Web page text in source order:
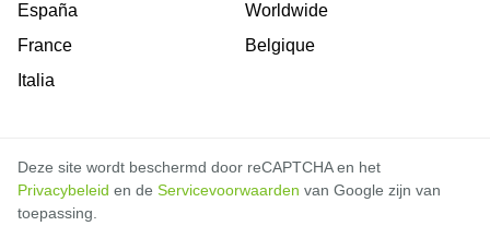
España
France
Italia
Worldwide
Belgique
Deze site wordt beschermd door reCAPTCHA en het
Privacybeleid en de Servicevoorwaarden van Google zijn van
toepassing.